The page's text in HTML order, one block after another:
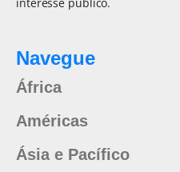
Navegue
África
Américas
Ásia e Pacífico